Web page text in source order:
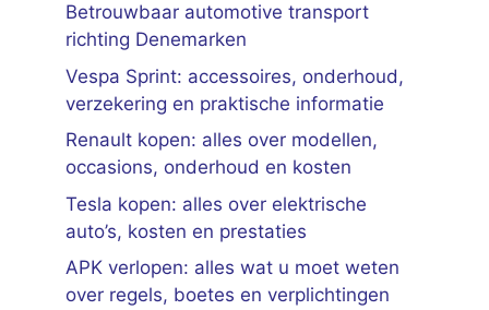
Betrouwbaar automotive transport
richting Denemarken
Vespa Sprint: accessoires, onderhoud,
verzekering en praktische informatie
Renault kopen: alles over modellen,
occasions, onderhoud en kosten
Tesla kopen: alles over elektrische
auto’s, kosten en prestaties
APK verlopen: alles wat u moet weten
over regels, boetes en verplichtingen